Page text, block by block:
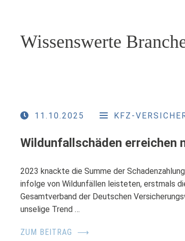
Wissenswerte
11.10.2025 KFZ-
Wildunfallschäden erreichen
2023 knackte die Summe der
infolge von Wildunfällen leisteten, erstmals
Gesamtverband der Deutschen
unselige Trend …
ZUM BEITRAG ⟶